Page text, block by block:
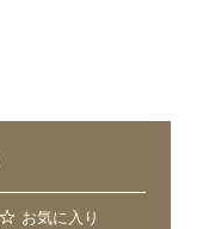
お気に入り